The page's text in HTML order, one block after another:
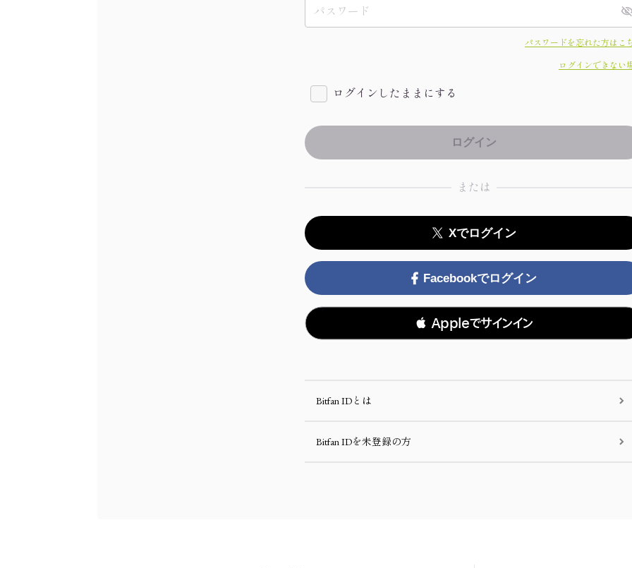
パスワードを忘れた方はこ
ログインできない
ログインしたままにする
または
Xでログイン
Facebookでログイン
 Appleでサインイン
Bitfan IDとは
Bitfan IDを未登録の方